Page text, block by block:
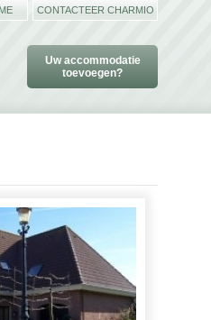
Uw accommodatie
toevoegen?
CONTACTEER CHARMIO